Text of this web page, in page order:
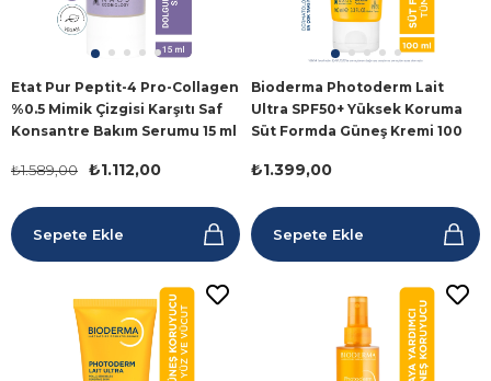
Etat Pur Peptit-4 Pro-Collagen
%0.5 Mimik Çizgisi Karşıtı Saf
Konsantre Bakım Serumu 15 ml
₺1.112,00
₺1.589,00
Sepete Ekle
Bioderma Photoderm Lait
Ultra SPF50+ Yüksek Koruma
Süt Formda Güneş Kremi 100
₺1.399,00
Sepete Ekle